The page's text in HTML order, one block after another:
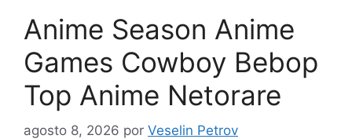
Anime Season Anime
Games Cowboy Bebop
Top Anime Netorare
agosto 8, 2026 por Veselin Petrov